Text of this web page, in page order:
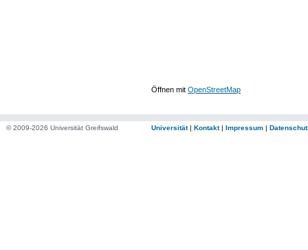
Öffnen mit OpenStreetMap
© 2009-2026 Universität Greifswald Universität| Kontakt| Impressum |